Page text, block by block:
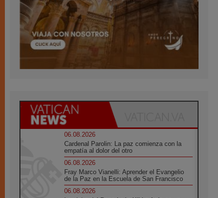
06.08.2026
Cardenal Parolin: La paz comienza con la
empatía al dolor del otro
06.08.2026
Fray Marco Vianelli: Aprender el Evangelio
de la Paz en la Escuela de San Francisco
06.08.2026